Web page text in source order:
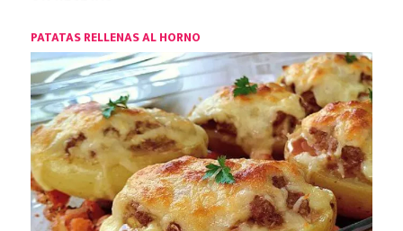
PATATAS RELLENAS AL HORNO